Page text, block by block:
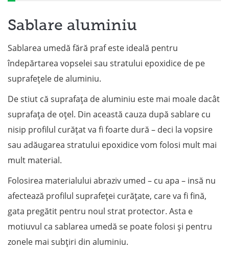
Sablare aluminiu
Sablarea umedă fără praf este ideală pentru
îndepărtarea vopselei sau stratului epoxidice de pe
suprafețele de aluminiu.
De stiut că suprafața de aluminiu este mai moale dacât
suprafața de oțel. Din această cauza după sablare cu
nisip profilul curățat va fi foarte dură – deci la vopsire
sau adăugarea stratului epoxidice vom folosi mult mai
mult material.
Folosirea materialului abraziv umed – cu apa – insă nu
afectează profilul suprafeței curățate, care va fi fină,
gata pregătit pentru noul strat protector. Asta e
motiuvul ca sablarea umedă se poate folosi și pentru
zonele mai subțiri din aluminiu.